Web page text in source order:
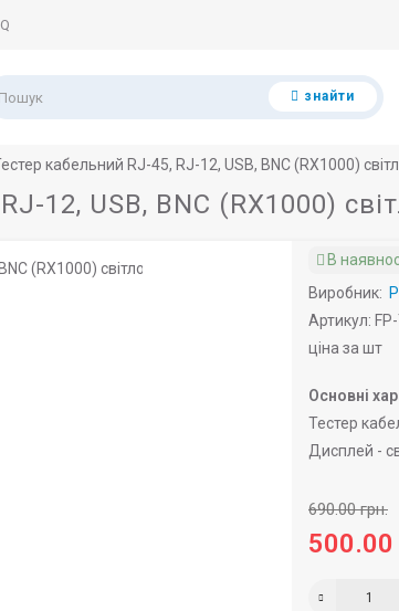
знайти
кабельний RJ-45, RJ-12, USB, BNC (RX1000)
12, USB, BNC (RX1000)
В
Виробник:
Артикул:
ціна за шт
Основні
Тестер
Дисплей -
690.00 грн.
500.00